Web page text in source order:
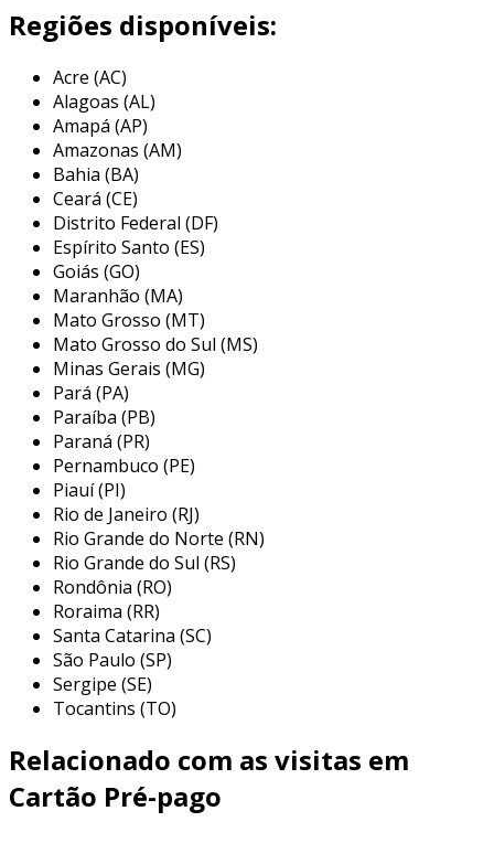
características do cartão pré-pago
cartão pré-pago personalizado
uma série de características que o tornam
indispensável para empresas modernas. com
limites de valores ajustáveis
controlar e gerenciar despesas de maneira
eficiente, adaptando-se às necessidades
específicas de sua operação.
equipado com tecnologia
garante segurança em cada transação,
reduzindo o risco de fraudes e aumentando a
confiança no uso diário.
além disso, seu
que ele reflita a identidade visual da sua
empresa, promovendo a marca a cada
utilização.
vantagens de um cartão
personalizado
optar por umcartão pré-pago personalizado
proporciona uma série de vantagens exclusivas
para empresas. a flexibilidade em
limitesedefinir gastos específicos
um controle financeiro mais preciso,
favorecendo a gestão orçamentária.
além disso, odesign adaptável promove o
fortalecimento da sua marca, uma vez que cada
interação se torna uma extensão do branding
Regiões disponíveis:
Acre (AC)
Alagoas (AL)
Amapá (AP)
Amazonas (AM)
Bahia (BA)
Ceará (CE)
Distrito Federal (DF)
Espírito Santo (ES)
Goiás (GO)
Maranhão (MA)
Mato Grosso (MT)
Mato Grosso do Sul (MS)
Minas Gerais (MG)
Pará (PA)
Paraíba (PB)
Paraná (PR)
Pernambuco (PE)
Piauí (PI)
Rio de Janeiro (RJ)
Rio Grande do Norte (RN)
Rio Grande do Sul (RS)
Rondônia (RO)
Roraima (RR)
Santa Catarina (SC)
São Paulo (SP)
Sergipe (SE)
Tocantins (TO)
Relacionado com as visitas em
Cartão Pré-pago